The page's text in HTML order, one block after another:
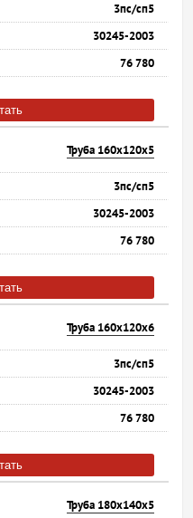
3пс/сп5
30245-2003
76 780
Труба 160х120х5
3пс/сп5
30245-2003
76 780
Труба 160х120х6
3пс/сп5
30245-2003
76 780
Труба 180х140х5